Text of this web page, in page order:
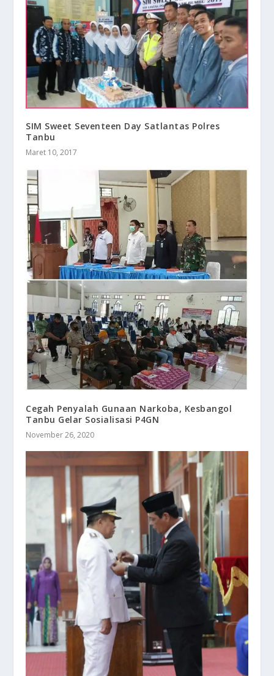
SIM Sweet Seventeen Day Satlantas Polres
Tanbu
Maret 10, 2017
Cegah Penyalah Gunaan Narkoba, Kesbangol
Tanbu Gelar Sosialisasi P4GN
November 26, 2020